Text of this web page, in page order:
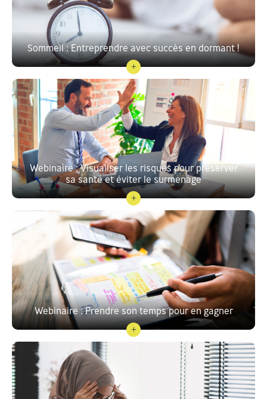
Sommeil : Entreprendre avec succès en dormant !
Webinaire : Visualiser les risques pour préserver
sa santé et éviter le surmenage
Webinaire : Prendre son temps pour en gagner